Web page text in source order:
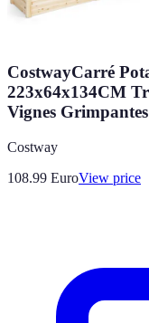
CostwayCarré
223x64x134CM
Vignes
Costway
108.99 EuroView price